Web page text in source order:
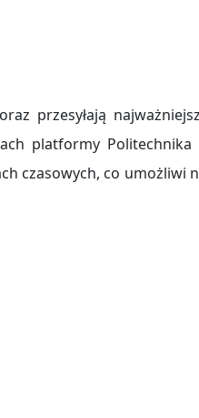
przesyłają
platformy Politechnika
czasowych, co umożliwi